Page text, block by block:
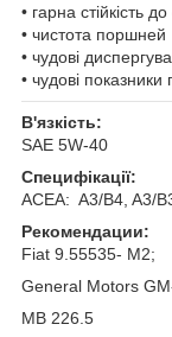
• гарна стійкість
• чистота поршней
• чудові
• чудові
В'язкість:
SAE 5W-40
Специфікації:
ACEA: A3/B4, A3/
Рекомендации:
Fiat 9.55535- M2;
General Motors
MB 226.5